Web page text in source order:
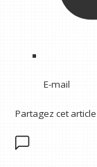
E-mail
Partagez cet article